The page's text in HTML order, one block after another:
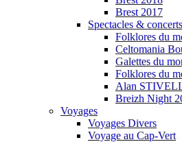
Brest 2017
Spectacles & concerts
Folklores du
Celtomania
Galettes du
Folklores du
Alan
Breizh Night
Voyages
Voyages Divers
Voyage au Cap-Vert